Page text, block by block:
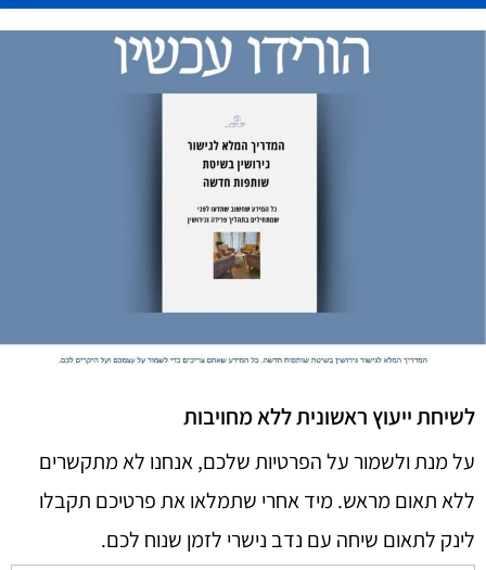
לשיחת ייעוץ ראשונית ללא מחויבות
על מנת ולשמור על הפרטיות שלכם, אנחנו לא מתקשרים
ללא תאום מראש. מיד אחרי שתמלאו את פרטיכם תקבלו
לינק לתאום שיחה עם נדב נישרי לזמן שנוח לכם.​